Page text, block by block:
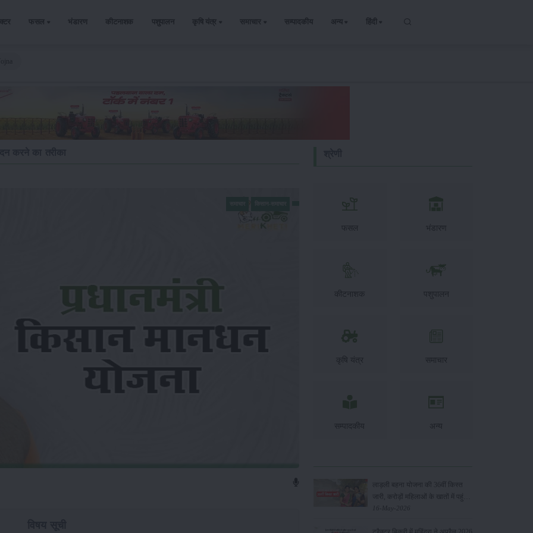
फसल भंडारण कीटनाशक पशुपालन कृषि यंत्र समाचार सम्पादकीय अन्य हिंदी
फसल भंडारण
कीटनाशक पशुपालन
कृषि यंत्र समाचार
सम्पादकीय अन्य
लाड़ली बहना योजना की 36वीं किस्त
जारी, करोड़ों महिलाओं के खातों में पहुंचे
1500 रुपये
16-May-2026